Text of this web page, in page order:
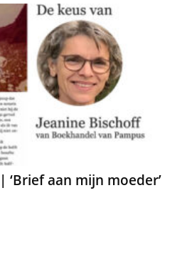
‘Brief aan mijn moeder’